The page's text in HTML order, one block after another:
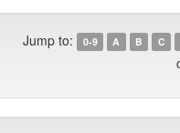
Jump to: 0-9 A B C